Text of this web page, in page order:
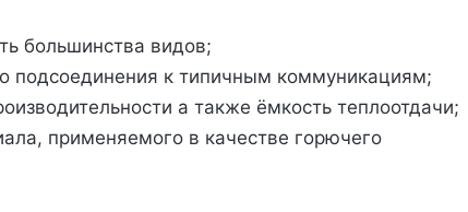
большинства видов;
подсоединения к типичным коммуникациям;
а также ёмкость теплоотдачи;
применяемого в качестве горючего